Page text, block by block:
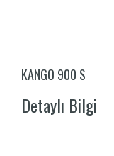
KANGO 900 S
Detaylı Bilgi